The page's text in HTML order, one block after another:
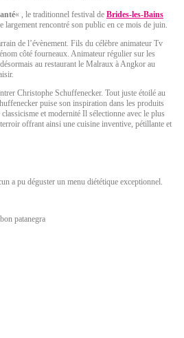
« , le traditionnel festival de Brides-les-Bains
largement rencontré son public en ce mois de juin.
de l’évènement. Fils du célèbre animateur Tv
côté fourneaux. Animateur régulier sur les
au restaurant le Malraux à Angkor au
Christophe Schuffenecker. Tout juste étoilé au
puise son inspiration dans les produits
et modernité Il sélectionne avec le plus
offrant ainsi une cuisine inventive, pétillante et
a pu déguster un menu diététique exceptionnel.
patanegra